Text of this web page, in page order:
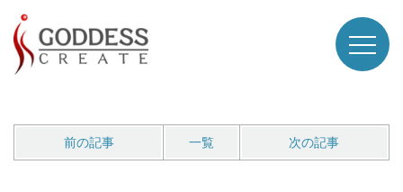
前の記事 一覧 次の記事